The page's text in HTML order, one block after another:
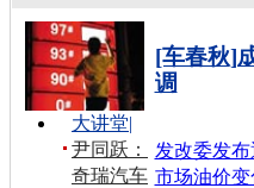
[车春秋]
调
发改委发
市场油价变
大讲堂|
尹同跃：
奇瑞汽车